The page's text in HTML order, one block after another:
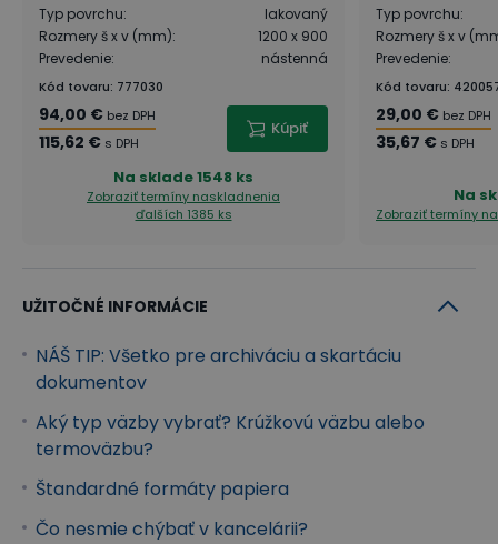
Typ povrchu:
lakovaný
Rozmery š x v (mm):
1200 x 900
Prevedenie: nástenná
Kód tovaru: 777030
94,00 € bez DPH
115,62 € s DPH
Kúpiť
Na sklade1548 ks
Zobraziť termíny naskladnenia
ďalších 1385 ks
Typ povrchu:
Rozmery š x v
Prevedenie:
Kód tovaru:
29,00 € bez DPH
35,67 € s DPH
Na
Zobraziť termíny
UŽITOČNÉ INFORMÁCIE
NÁŠ TIP: Všetko pre archiváciu a skartáciu
dokumentov
Aký typ väzby vybrať? Krúžkovú väzbu alebo
termoväzbu?
Štandardné formáty papiera
Čo nesmie chýbať v kancelárii?